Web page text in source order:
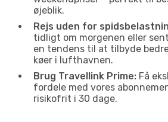
øjeblik.
Rejs uden for
tidligt om morgenen eller
en tendens til at tilbyde
køer i lufthavnen.
Brug Travellink Prime: Få
fordele med vores
risikofrit i 30 dage.